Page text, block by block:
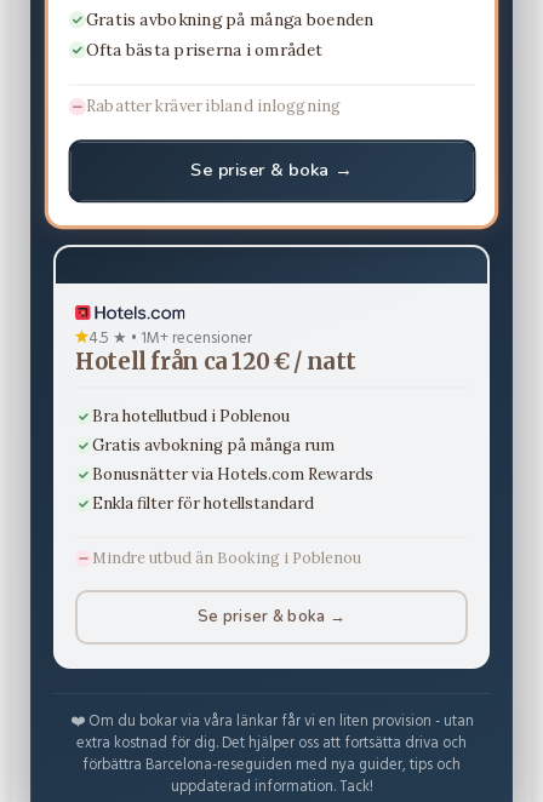
Gratis avbokning på många boenden
Ofta bästa priserna i området
Rabatter kräver ibland inloggning
Se priser & boka →
4.5 ★ • 1M+ recensioner
Hotell från ca 120 € / natt
Bra hotellutbud i Poblenou
Gratis avbokning på många rum
Bonusnätter via Hotels.com Rewards
Enkla filter för hotellstandard
Mindre utbud än Booking i Poblenou
Se priser & boka →
❤️ Om du bokar via våra länkar får vi en liten provision - utan
extra kostnad för dig. Det hjälper oss att fortsätta driva och
förbättra Barcelona-reseguiden med nya guider, tips och
uppdaterad information. Tack!